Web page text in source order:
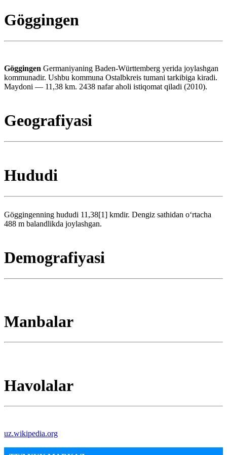
Göggingen
Göggingen Germaniyaning Baden-Württemberg yerida joylashgan
kommunadir. Ushbu kommuna Ostalbkreis tumani tarkibiga kiradi.
Maydoni — 11,38 km. 2438 nafar aholi istiqomat qiladi (2010).
Geografiyasi
Hududi
Göggingenning hududi 11,38[1] kmdir. Dengiz sathidan oʻrtacha
488 m balandlikda joylashgan.
Demografiyasi
Manbalar
Havolalar
uz.wikipedia.org